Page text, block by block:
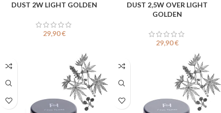
DUST 2W LIGHT GOLDEN
29,90€
DUST 2,5W OVER LIGHT
GOLDEN
29,90€